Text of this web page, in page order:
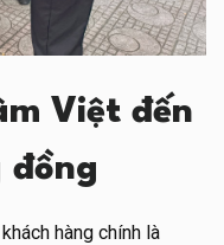
Việt đến
đồng
hàng chính là